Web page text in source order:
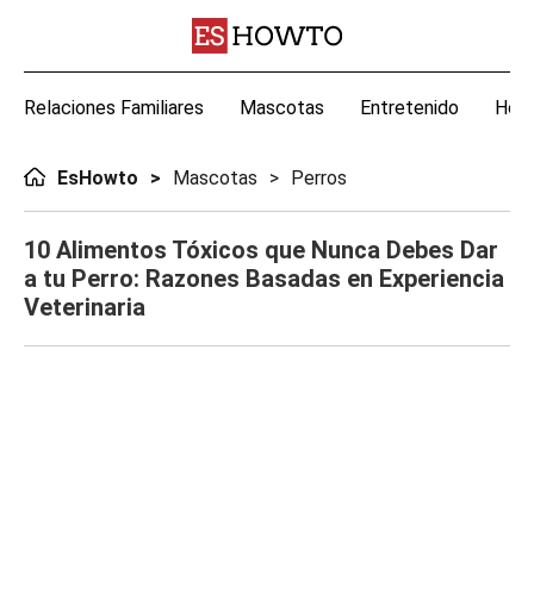
Relaciones Familiares Mascotas Entretenido
EsHowto Mascotas Perros
10 Alimentos Tóxicos que Nunca Debes Dar
a tu Perro: Razones Basadas en Experiencia
Veterinaria